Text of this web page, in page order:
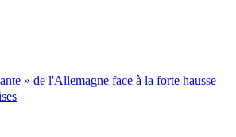
» de l'Allemagne face à la forte hausse